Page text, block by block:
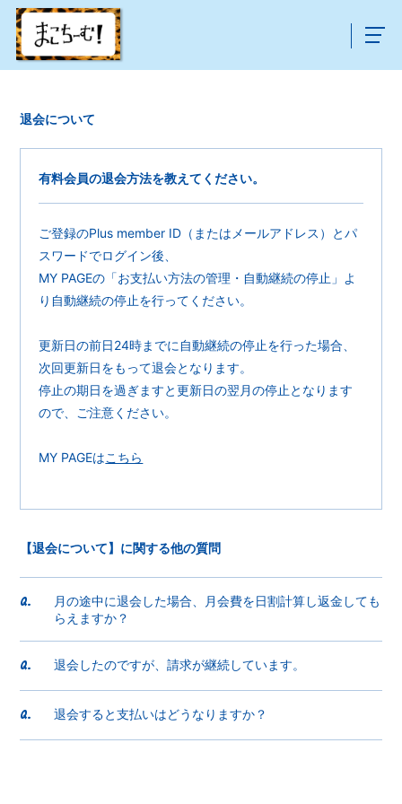
退会について
有料会員の退会方法を教えてください。
ご登録のPlus member ID（またはメールアドレス）とパ
スワードでログイン後、
MY PAGEの「お支払い方法の管理・自動継続の停止」よ
り自動継続の停止を行ってください。
更新日の前日24時までに自動継続の停止を行った場合、
次回更新日をもって退会となります。
停止の期日を過ぎますと更新日の翌月の停止となります
ので、ご注意ください。
MY PAGEはこちら
【退会について】に関する他の質問
Q.
月の途中に退会した場合、月会費を日割計算し返金しても
らえますか？
Q. 退会したのですが、請求が継続しています。
Q. 退会すると支払いはどうなりますか？